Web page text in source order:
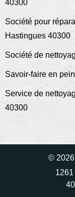
40300
Société pour
Hastingues 40300
Société de
Savoir-faire en
Service de
40300
© 2026